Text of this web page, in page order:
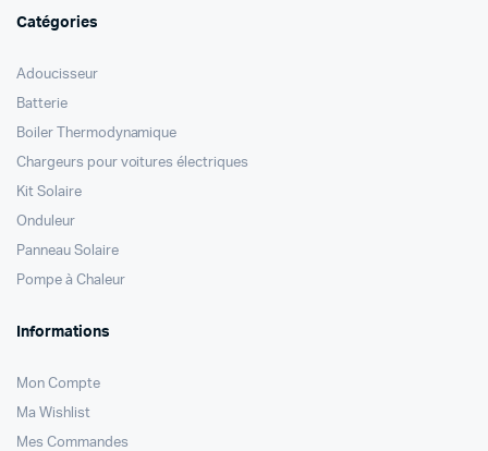
Catégories
Adoucisseur
Batterie
Boiler Thermodynamique
Chargeurs pour voitures électriques
Kit Solaire
Onduleur
Panneau Solaire
Pompe à Chaleur
Informations
Mon Compte
Ma Wishlist
Mes Commandes